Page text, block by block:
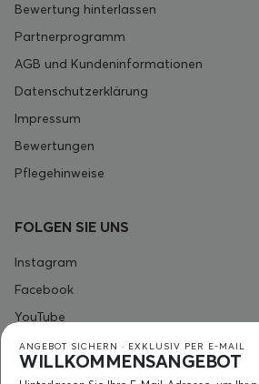
Bewertung hinterlassen
Partnerprogramm
AGB und Kundeninformationen
Datenschutzerklärung
Impressum
Bewertungen
Pflegehinweise
FOLGEN SIE UNS
Instagram
Facebook
YouTube
KONTAKT
ANGEBOT SICHERN · EXKLUSIV PER E-MAIL
WILLKOMMENSANGEBOT